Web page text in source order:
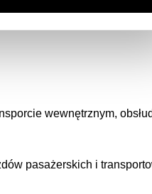
wewnętrznym,
pasażerskich i